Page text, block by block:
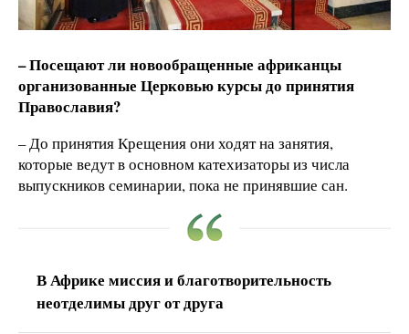
– Посещают ли новообращенные африканцы
организованные Церковью курсы до принятия
Православия?
– До принятия Крещения они ходят на занятия,
которые ведут в основном катехизаторы из числа
выпускников семинарии, пока не принявшие сан.
В Африке миссия и благотворительность
неотделимы друг от друга